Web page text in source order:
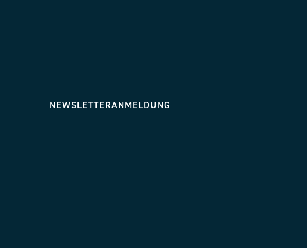
NEWSLETTERANMELDUNG